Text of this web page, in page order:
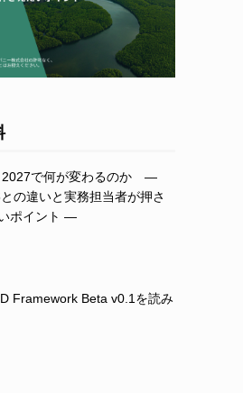
2027で何が変わるのか ―
の違いと実務担当者が押さ
ポイント ―
Framework Beta v0.1を読み